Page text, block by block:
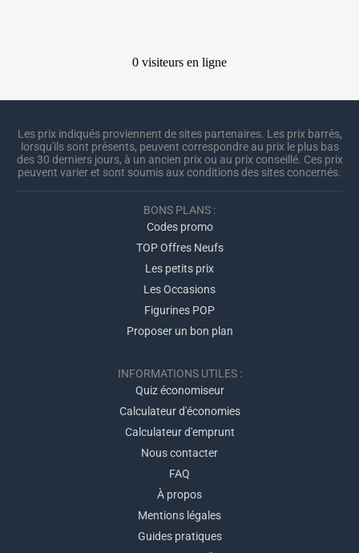
Les prix indiqués proviennent de sites partenaires. Les prix barrés,
lorsqu'ils sont présents, peuvent correspondre au prix le plus bas
des 30 derniers jours, à un ancien prix ou au prix conseillé. Ces prix
peuvent varier et sont soumis aux conditions des sites concernés.
BONS PLANS :
Codes promo
TOP Offres Neufs
Les petits prix
Les Occasions
Figurines POP
Proposer un bon plan
INFORMATIONS UTILES :
Quiz économiseur
Calculateur d'économies
Calculateur d'emprunt
Nous contacter
FAQ
À propos
Mentions légales
Guides pratiques